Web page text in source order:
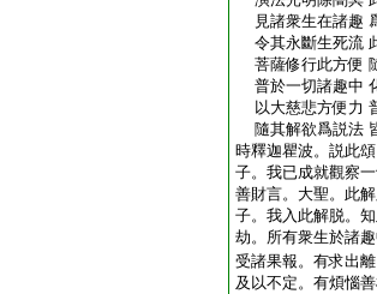
見諸衆生在諸趣
令其永斷生死流
菩薩修行此方便
普於一切諸趣中
以大慈悲方便力
隨其解欲爲説法
時釋迦瞿波。説此
子。我已成就觀察
善財言。大聖。此
子。我入此解脱。
劫。所有衆生於諸
受諸果報。有求出
及以不定。有煩惱